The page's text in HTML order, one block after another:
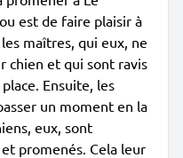
est de faire plaisir à
maîtres, qui eux, ne
chien et qui sont ravis
Ensuite, les
un moment en la
eux, sont
promenés. Cela leur